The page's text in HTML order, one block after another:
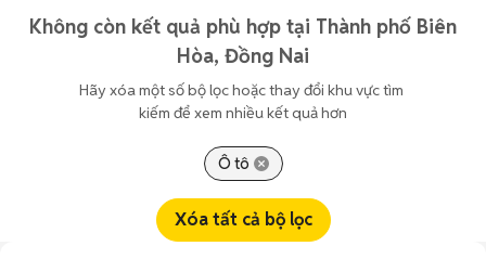
Không còn kết quả phù hợp tại Thành phố Biên
Hòa, Đồng Nai
Hãy xóa một số bộ lọc hoặc thay đổi khu vực tìm
kiếm để xem nhiều kết quả hơn
Ô tô
Xóa tất cả bộ lọc